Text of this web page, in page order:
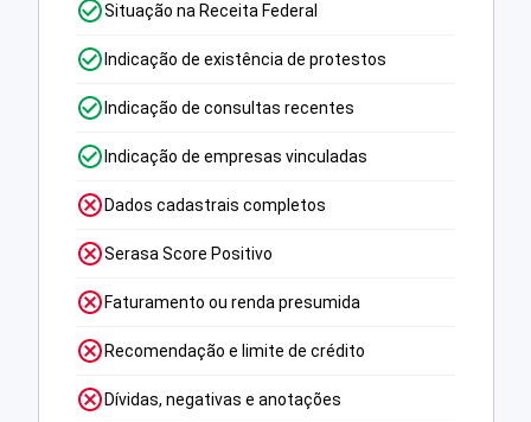
Situação na Receita Federal
Indicação de existência de protestos
Indicação de consultas recentes
Indicação de empresas vinculadas
Dados cadastrais completos
Serasa Score Positivo
Faturamento ou renda presumida
Recomendação e limite de crédito
Dívidas, negativas e anotações